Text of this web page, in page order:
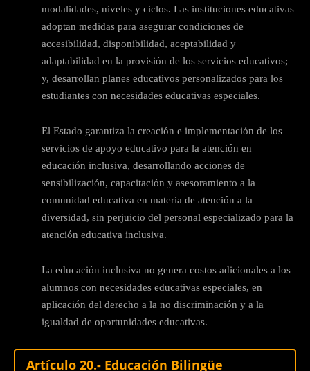
modalidades, niveles y ciclos. Las instituciones educativas
adoptan medidas para asegurar condiciones de
accesibilidad, disponibilidad, aceptabilidad y
adaptabilidad en la provisión de los servicios educativos;
y, desarrollan planes educativos personalizados para los
estudiantes con necesidades educativas especiales.
El Estado garantiza la creación e implementación de los
servicios de apoyo educativo para la atención en
educación inclusiva, desarrollando acciones de
sensibilización, capacitación y asesoramiento a la
comunidad educativa en materia de atención a la
diversidad, sin perjuicio del personal especializado para la
atención educativa inclusiva.
La educación inclusiva no genera costos adicionales a los
alumnos con necesidades educativas especiales, en
aplicación del derecho a la no discriminación y a la
igualdad de oportunidades educativas.
Artículo 20.- Educación Bilingüe